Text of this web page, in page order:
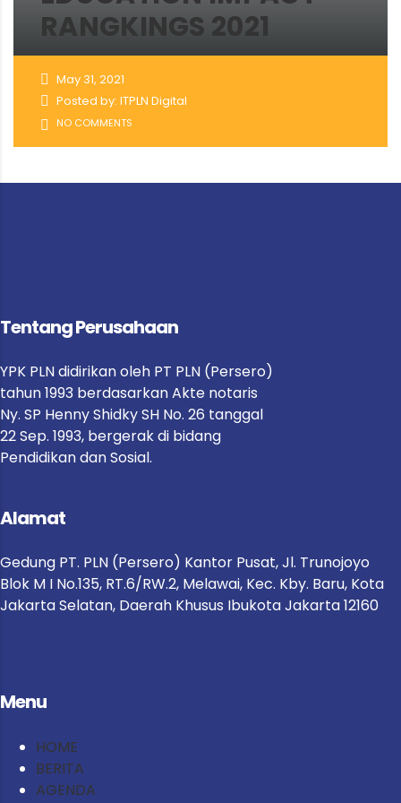
RANGKINGS 2021
May 31, 2021
Posted by: ITPLN Digital
NO COMMENTS
Tentang Perusahaan
YPK PLN didirikanoleh PT PLN (Persero)
tahun 1993 berdasarkan Akte notaris
Ny. SP Henny Shidky SH No. 26 tanggal
22 Sep. 1993, bergerak di bidang
Pendidikan dan Sosial.
Alamat
Gedung PT. PLN (Persero) Kantor Pusat,Jl. Trunojoyo
Blok M I No.135, RT.6/RW.2, Melawai, Kec. Kby. Baru, Kota
Jakarta Selatan, Daerah Khusus Ibukota Jakarta 12160
Menu
HOME
BERITA
AGENDA